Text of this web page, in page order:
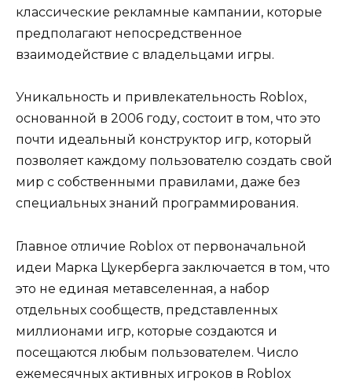
классические рекламные кампании, которые
предполагают непосредственное
взаимодействие с владельцами игры.
Уникальность и привлекательность Roblox,
основанной в 2006 году, состоит в том, что это
почти идеальный конструктор игр, который
позволяет каждому пользователю создать свой
мир с собственными правилами, даже без
специальных знаний программирования.
Главное отличие Roblox от первоначальной
идеи Марка Цукерберга заключается в том, что
это не единая метавселенная, а набор
отдельных сообществ, представленных
миллионами игр, которые создаются и
посещаются любым пользователем. Число
ежемесячных активных игроков в Roblox